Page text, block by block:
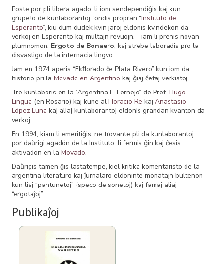
Poste por pli libera agado, li iom sendependiĝis kaj kun
grupeto de kunlaborantoj fondis propran “Instituto de
Esperanto”, kiu dum dudek kvin jaroj eldonis kvindekon da
verkoj en Esperanto kaj multajn revuojn. Tiam li prenis novan
plumnomon: Ergoto de Bonaero, kaj strebe laboradis pro la
disvastigo de la internacia lingvo.
Jam en 1974 aperis “Ekﬂorado ĉe Plata Rivero” kun iom da
historio pri la Movado en Argentino kaj ĝiaj ĉefaj verkistoj.
Tre kunlaboris en la “Argentina E-Lernejo” de Prof. Hugo
Lingua (en Rosario) kaj kune al Horacio Re kaj Anastasio
López Luna kaj aliaj kunlaborantoj eldonis grandan kvanton da
verkoj.
En 1994, kiam li emeritiĝis, ne trovante pli da kunlaborantoj
por daŭrigi agadón de la Instituto, li fermis ĝin kaj ĉesis
aktivadon en la Movado.
Daŭrigis tamen ĝis lastatempe, kiel kritika komentaristo de la
argentina literaturo kaj ĵurnalaro eldoninte monatajn bultenon
kun liaj “pantunetoj” (speco de sonetoj) kaj famaj aliaj
“ergotaĵoj”.
Publikaĵoj